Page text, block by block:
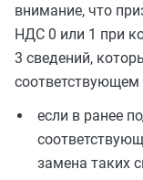
внимание, что
НДС 0 или 1 при
3 сведений,
соответствующем
если в ранее
замена таких